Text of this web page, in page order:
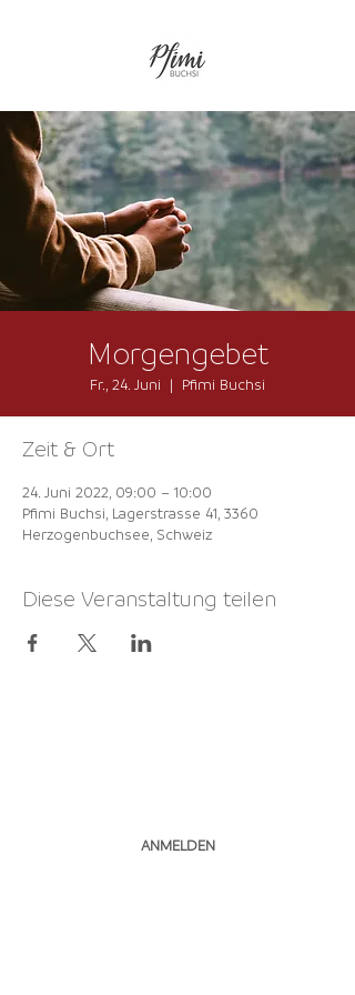
Morgengebet
Fr., 24. Juni
  |
Pfimi Buchsi
Zeit & Ort
24. Juni 2022, 09:00 – 10:00
Pfimi Buchsi, Lagerstrasse 41, 3360
Herzogenbuchsee, Schweiz
Diese Veranstaltung teilen
ANMELDEN